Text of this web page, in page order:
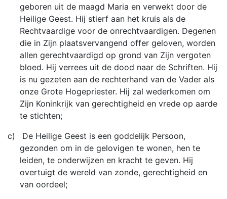
geboren uit de maagd Maria en verwekt door de
Heilige Geest. Hij stierf aan het kruis als de
Rechtvaardige voor de onrechtvaardigen. Degenen
die in Zijn plaatsvervangend offer geloven, worden
allen gerechtvaardigd op grond van Zijn vergoten
bloed. Hij verrees uit de dood naar de Schriften. Hij
is nu gezeten aan de rechterhand van de Vader als
onze Grote Hogepriester. Hij zal wederkomen om
Zijn Koninkrijk van gerechtigheid en vrede op aarde
te stichten;
c)
De Heilige Geest is een goddelijk Persoon,
gezonden om in de gelovigen te wonen, hen te
leiden, te onderwijzen en kracht te geven. Hij
overtuigt de wereld van zonde, gerechtigheid en
van oordeel;